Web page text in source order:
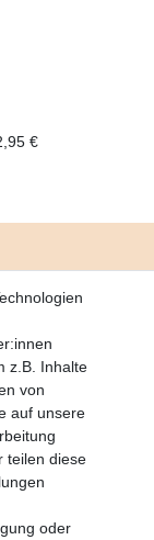
€
z.B. Inhalte
von
auf unsere
teilen diese
oder